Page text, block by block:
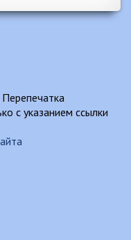
с указанием ссылки